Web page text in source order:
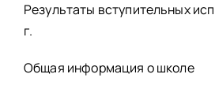
Результаты вступительных
г.
Общая информация о школе